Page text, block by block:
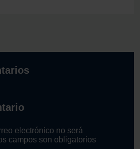
electrónico no será
campos son obligatorios